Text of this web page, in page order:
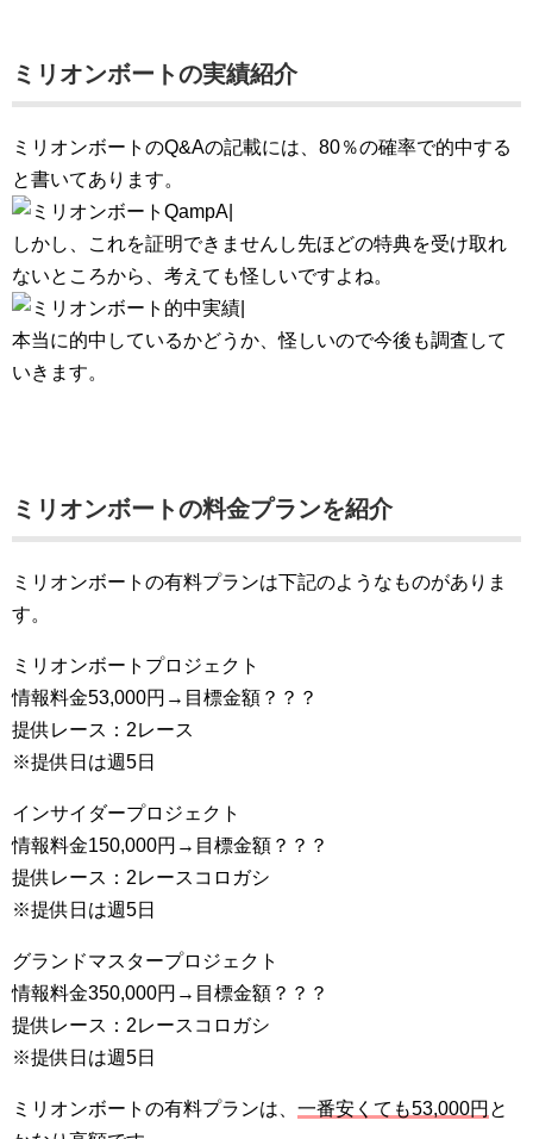
ミリオンボートの実績紹介
ミリオンボートのQ&Aの記載には、80％の確率で的中する
と書いてあります。
しかし、これを証明できませんし先ほどの特典を受け取れ
ないところから、考えても怪しいですよね。
本当に的中しているかどうか、怪しいので今後も調査して
いきます。
ミリオンボートの料金プランを紹介
ミリオンボートの有料プランは下記のようなものがありま
す。
ミリオンボートプロジェクト
情報料金53,000円→目標金額？？？
提供レース：2レース
※提供日は週5日
インサイダープロジェクト
情報料金150,000円→目標金額？？？
提供レース：2レースコロガシ
※提供日は週5日
グランドマスタープロジェクト
情報料金350,000円→目標金額？？？
提供レース：2レースコロガシ
※提供日は週5日
ミリオンボートの有料プランは、 一番安くても53,000円 と